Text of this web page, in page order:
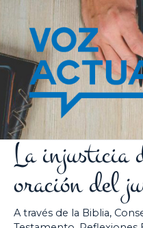
contenido
La injusticia
oración del
A través de la Biblia,